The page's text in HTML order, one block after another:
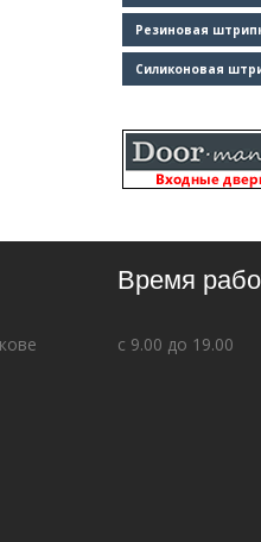
Резиновая
Силиконовая
Время
с 9.00 до 19.00